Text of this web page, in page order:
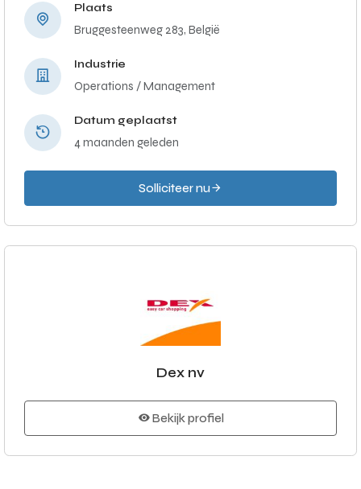
Plaats
Bruggesteenweg 283, België
Industrie
Operations / Management
Datum geplaatst
4 maanden geleden
Solliciteer nu
Dex nv
Bekijk profiel